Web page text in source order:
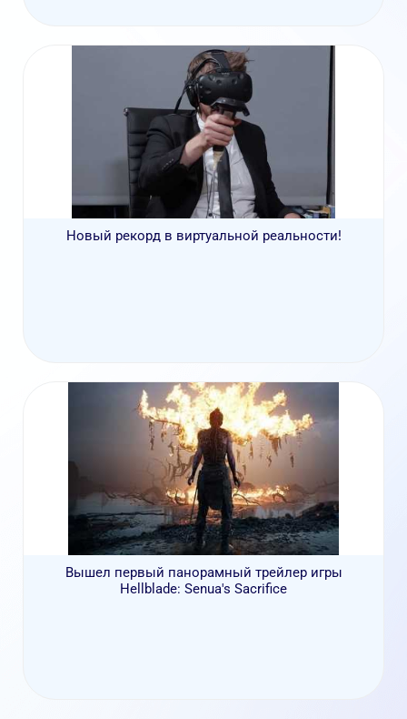
Новый рекорд в виртуальной реальности!
Вышел первый панорамный трейлер игры
Hellblade: Senua's Sacrifice